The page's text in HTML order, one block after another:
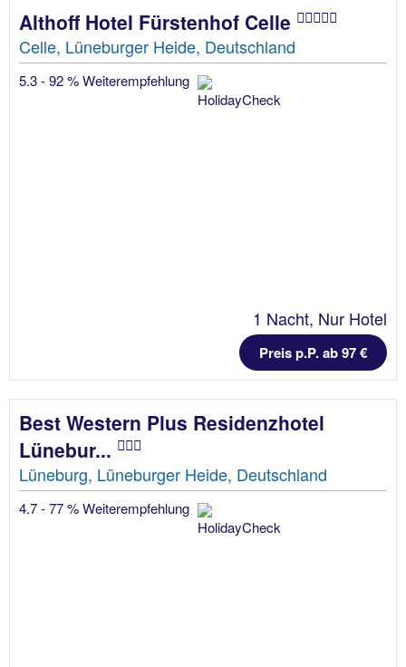
Althoff Hotel Fürstenhof Celle
Celle, Lüneburger Heide, Deutschland
5.3 - 92 % Weiterempfehlung
1 Nacht, Nur Hotel
Preis p.P. ab 97 €
Best Western Plus Residenzhotel
Lünebur...
Lüneburg, Lüneburger Heide, Deutschland
4.7 - 77 % Weiterempfehlung